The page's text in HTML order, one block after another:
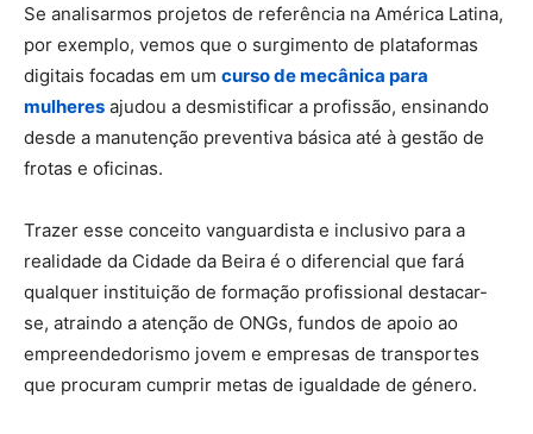
Se analisarmos projetos de referência na América Latina,
por exemplo, vemos que o surgimento de plataformas
digitais focadas em um curso de mecânica para
mulheres ajudou a desmistificar a profissão, ensinando
desde a manutenção preventiva básica até à gestão de
frotas e oficinas.
Trazer esse conceito vanguardista e inclusivo para a
realidade da Cidade da Beira é o diferencial que fará
qualquer instituição de formação profissional destacar-
se, atraindo a atenção de ONGs, fundos de apoio ao
empreendedorismo jovem e empresas de transportes
que procuram cumprir metas de igualdade de género.